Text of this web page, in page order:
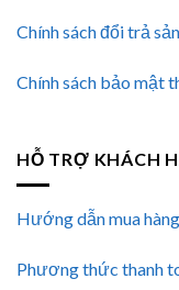
Chính sách đổi trả
Chính sách bảo mật
HỖ TRỢ KHÁCH
Hướng dẫn mua
Phương thức thanh